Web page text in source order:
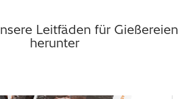
Leitfäden für Gießereien
herunter